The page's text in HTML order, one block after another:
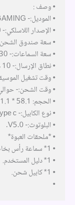
• وصف :
• الموديل:- RO5 GAMING.
• الإصدار اللاسلكي:- 5.0
• سعة صندوق الشحن:- 300 مللي
• سعة السماعات:- 30 مللي أمبير.
• نطاق الإرسال:- 10 م.
• وقت تشغيل الموسيقى:-
• وقت الشحن:- حوالي 2
• الحجم: 58.1 * 31.1 * 45.2 ملم
• نوع الكابيل:- type c.
• البلوتوث:- V5.0.
• *ملحقات العبوة*
• 1* سماعة رأس بخاصية البلوتوث.
• 1* دليل المستخدم.
• 1* كابيل شحن.
•